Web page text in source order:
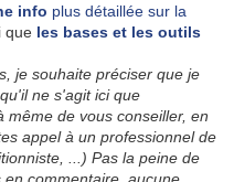
info plus détaillée sur la
que les bases et les outils
je souhaite préciser que je
ne s'agit ici que
même de vous conseiller, en
appel à un professionnel de
...) Pas la peine de